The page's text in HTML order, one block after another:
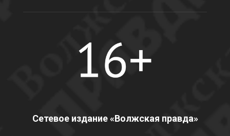
Сетевое издание «Волжская правда»